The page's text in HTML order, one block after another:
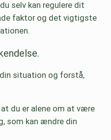
selv kan regulere dit
faktor og det vigtigste
din situation og forstå,
at du er alene om at være
som kan ændre din